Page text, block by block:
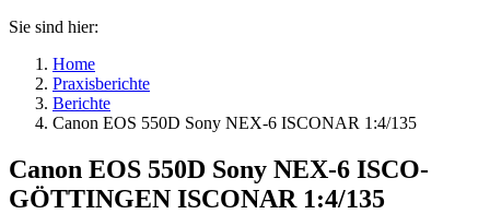
Sie sind hier:
Home
Praxisberichte
Berichte
Canon EOS 550D Sony NEX-6 ISCONAR 1:4/135
Canon EOS 550D Sony NEX-6 ISCO-
GÖTTINGEN ISCONAR 1:4/135